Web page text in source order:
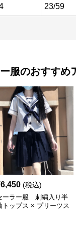
23/59
服のおすすめ
6,450 (税込)
ーラー服 刺繍入り半
トップス × プリーツス